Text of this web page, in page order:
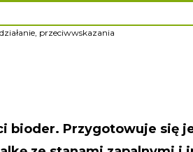
przeciwwskazania
bioder. Przygotowuje się